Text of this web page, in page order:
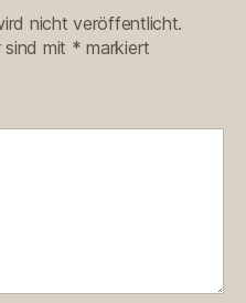
nicht veröffentlicht.
sind mit * markiert